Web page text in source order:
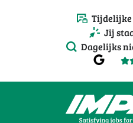
Tijdelijke
Jij
Dagelijks